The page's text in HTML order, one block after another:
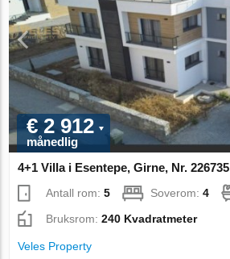
€ 2 912
månedlig
4+1 Villa i Esentepe, Girne, Nr. 226735
Antall rom:5 Soverom:4
Bruksrom:240 Kvadratmeter
Veles Property